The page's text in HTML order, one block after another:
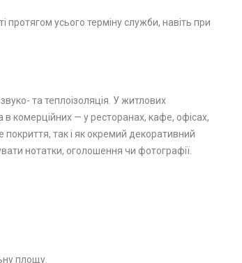
протягом усього терміну служби, навіть при
та теплоізоляція. У житлових
комерційних — у ресторанах, кафе, офісах,
покриття, так і як окремий декоративний
нотатки, оголошення чи фотографії.
площу.